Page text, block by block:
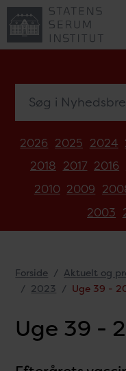
2026 2025 2024
2018 2017 2016
2010 2009
2003
Forside Aktuelt og
2023
Uge 39 -
Uge 39 -